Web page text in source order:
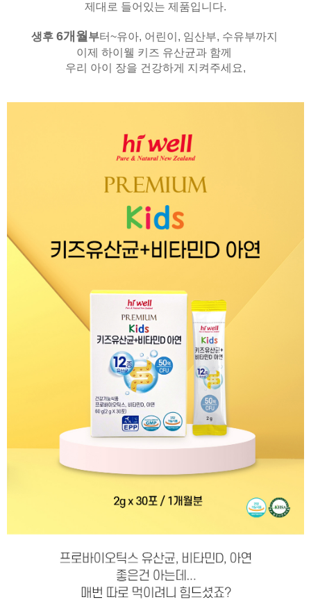
제대로 들어있는 제품입니다.
생후 6개월부터~유아, 어린이, 임산부, 수유부까지
이제 하이웰 키즈 유산균과 함께
우리 아이 장을 건강하게 지켜주세요,